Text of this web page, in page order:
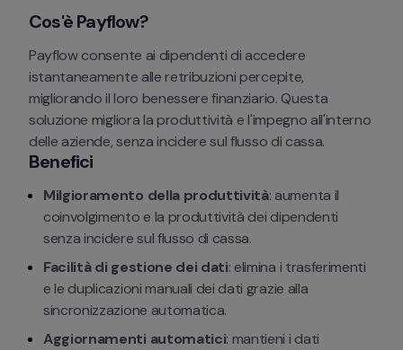
Cos'è Payflow?
Payflow consente ai dipendenti di accedere
istantaneamente alle retribuzioni percepite,
migliorando il loro benessere finanziario. Questa
soluzione migliora la produttività e l'impegno all'interno
delle aziende, senza incidere sul flusso di cassa.
Benefici
Milgioramento della produttività: aumenta il
coinvolgimento e la produttività dei dipendenti
senza incidere sul flusso di cassa.
Facilità di gestione dei dati: elimina i trasferimenti
e le duplicazioni manuali dei dati grazie alla
sincronizzazione automatica.
Aggiornamenti automatici: mantieni i dati